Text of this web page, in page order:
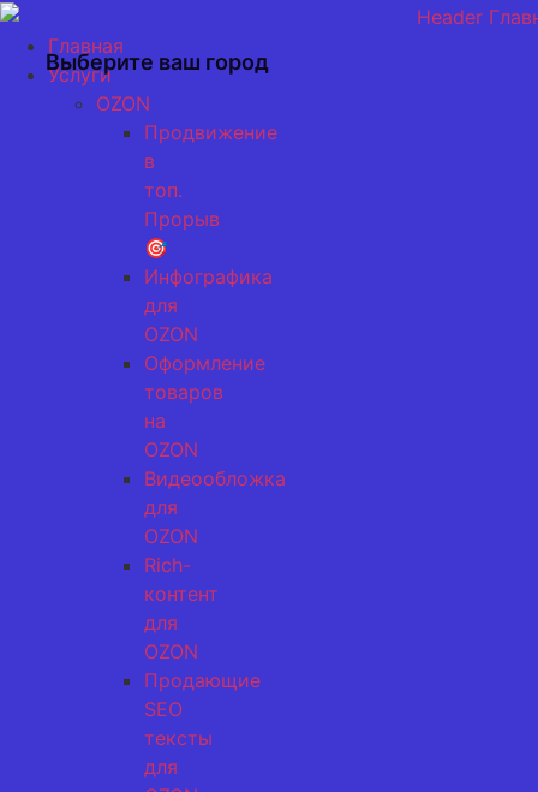
Перейти
содержимому
Главная
Услуги
OZON
Продвижение
в
топ.
Прорыв
🎯
Инфографика
для
OZON
Оформление
товаров
на
OZON
Видеообложка
для
OZON
Rich-
контент
для
OZON
Продающие
SEO
тексты
для
Выберите ваш город